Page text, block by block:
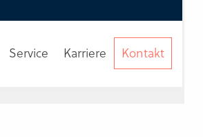
Service Karriere Kontakt
anfordern